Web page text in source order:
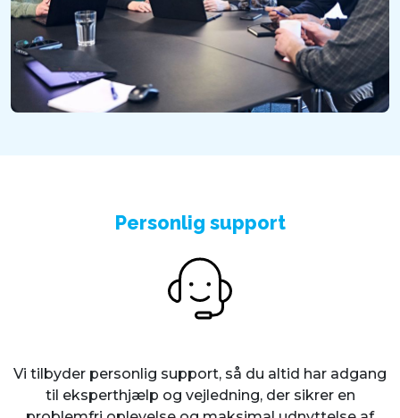
Personlig support
Vi tilbyder personlig support, så du altid har adgang
til eksperthjælp og vejledning, der sikrer en